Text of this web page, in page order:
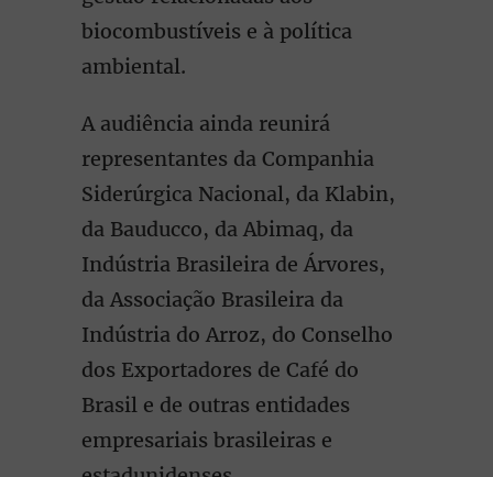
biocombustíveis e à política
ambiental.
A audiência ainda reunirá
representantes da Companhia
Siderúrgica Nacional, da Klabin,
da Bauducco, da Abimaq, da
Indústria Brasileira de Árvores,
da Associação Brasileira da
Indústria do Arroz, do Conselho
dos Exportadores de Café do
Brasil e de outras entidades
empresariais brasileiras e